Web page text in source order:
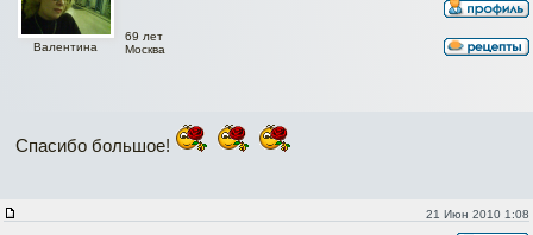
Валентина
69 лет
Москва
Спасибо большое!
21 Июн 2010 1:08